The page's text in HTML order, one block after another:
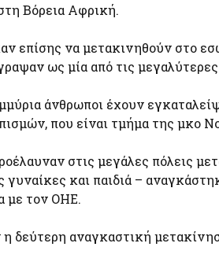
Βόρεια Αφρική.
επίσης να μετακινηθούν στο
ως μία από τις
άνθρωποι έχουν
που είναι τμήμα της μκο
στις μεγάλες πόλεις
γυναίκες και παιδιά –
με τον ΟΗΕ.
δεύτερη αναγκαστική